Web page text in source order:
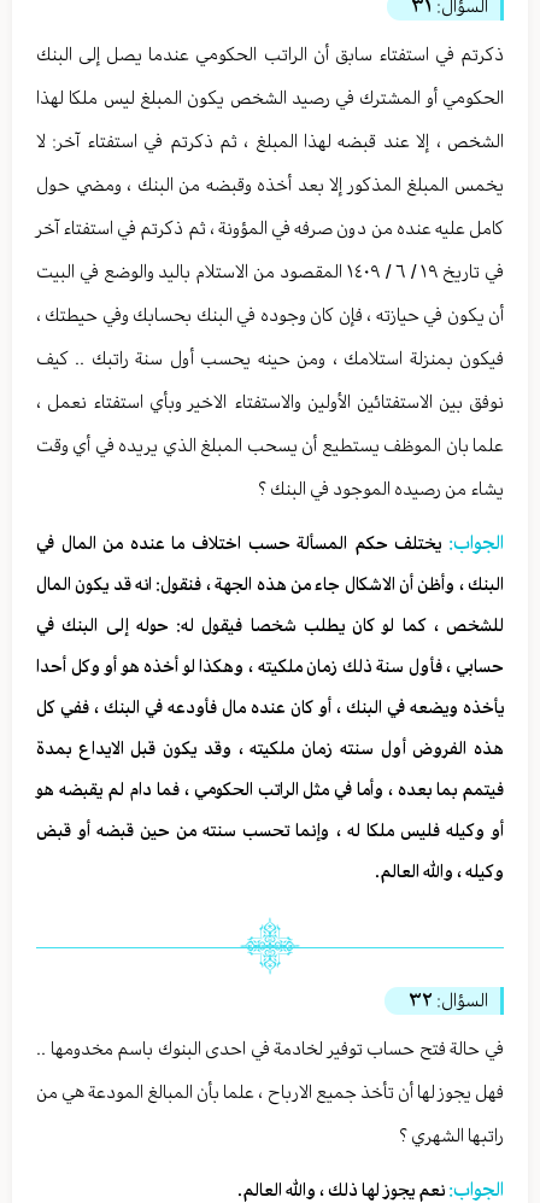
السؤال: ٣١
ذكرتم في استفتاء سابق أن الراتب الحكومي عندما يصل إلى البنك
الحكومي أو المشترك في رصيد الشخص يكون المبلغ ليس ملكا لهذا
الشخص ، إلا عند قبضه لهذا المبلغ ، ثم ذكرتم في استفتاء آخر: لا
يخمس المبلغ المذكور إلا بعد أخذه وقبضه من البنك ، ومضي حول
كامل عليه عنده من دون صرفه في المؤونة ، ثم ذكرتم في استفتاء آخر
في تاريخ ١٩ / ٦ / ١٤٠٩ المقصود من الاستلام باليد والوضع في البيت
أن يكون في حيازته ، فإن كان وجوده في البنك بحسابك وفي حيطتك ،
فيكون بمنزلة استلامك ، ومن حينه يحسب أول سنة راتبك .. كيف
نوفق بين الاستفتائين الأولين والاستفتاء الاخير وبأي استفتاء نعمل ،
علما بان الموظف يستطيع أن يسحب المبلغ الذي يريده في أي وقت
يشاء من رصيده الموجود في البنك ؟
الجواب: يختلف حكم المسألة حسب اختلاف ما عنده من المال في
البنك ، وأظن أن الاشكال جاء من هذه الجهة ، فنقول: انه قد يكون المال
للشخص ، كما لو كان يطلب شخصا فيقول له: حوله إلى البنك في
حسابي ، فأول سنة ذلك زمان ملكيته ، وهكذا لو أخذه هو أو وكل أحدا
يأخذه ويضعه في البنك ، أو كان عنده مال فأودعه في البنك ، ففي كل
هذه الفروض أول سنته زمان ملكيته ، وقد يكون قبل الايداع بمدة
فيتمم بما بعده ، وأما في مثل الراتب الحكومي ، فما دام لم يقبضه هو
أو وكيله فليس ملكا له ، وإنما تحسب سنته من حين قبضه أو قبض
وكيله ، والله العالم.
السؤال: ٣٢
في حالة فتح حساب توفير لخادمة في احدى البنوك باسم مخدومها ..
فهل يجوز لها أن تأخذ جميع الارباح ، علما بأن المبالغ المودعة هي من
راتبها الشهري ؟
الجواب: نعم يجوز لها ذلك ، والله العالم.